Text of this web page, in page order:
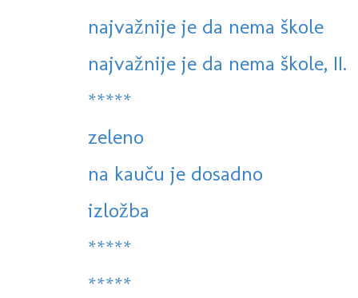
najvažnije je da nema škole
najvažnije je da nema škole, II.
*****
zeleno
na kauču je dosadno
izložba
*****
*****